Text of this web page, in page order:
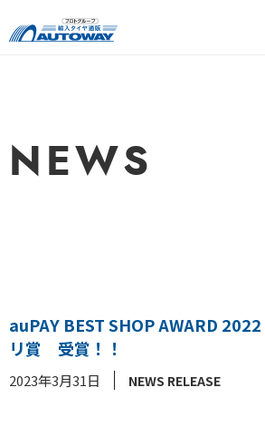
ホイー
ル通販 |
ートウ
ェイ）
NEWS
auPAY BEST SHOP AWARD
リ賞 受賞！！
2023年3月31日 NEWS RELEASE